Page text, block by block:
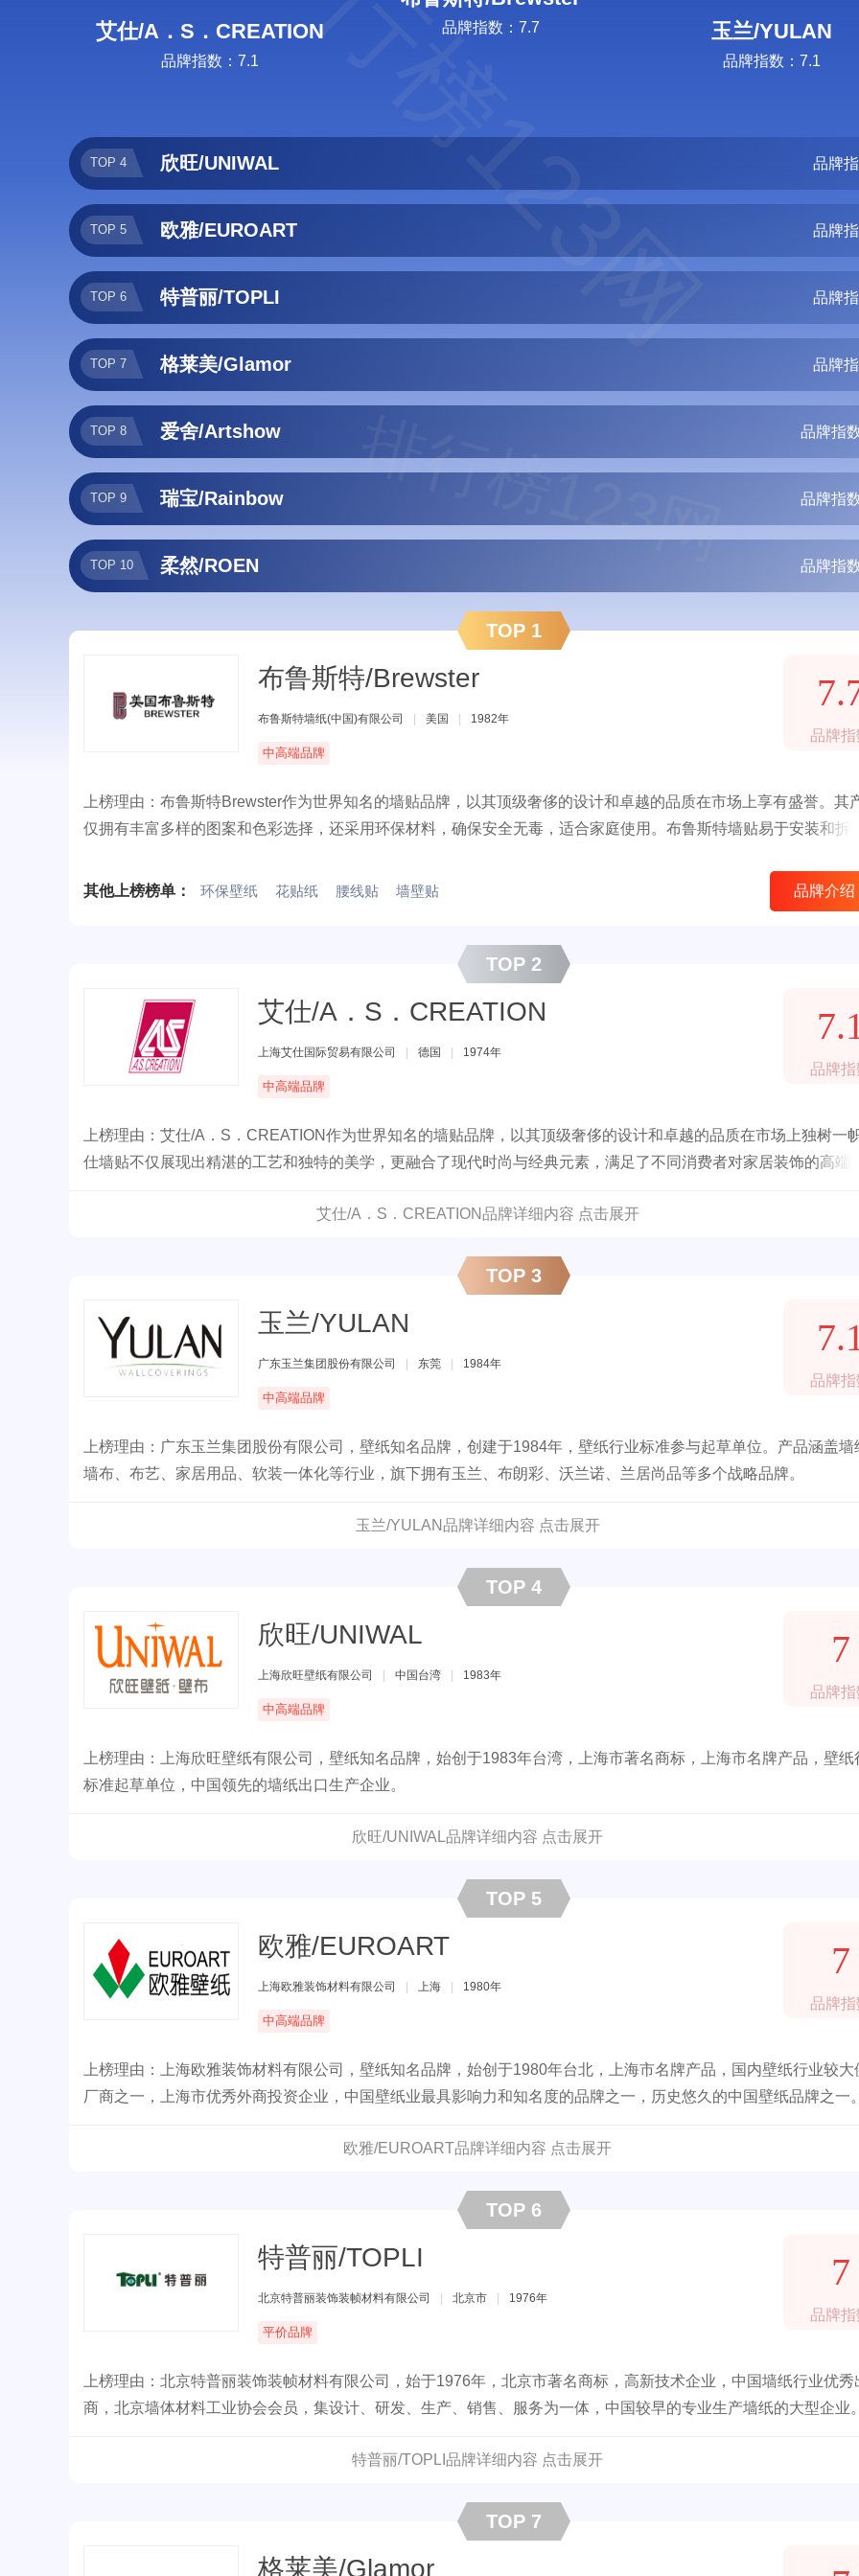
艾仕/A．S．CREATION
品牌指数：7.1
品牌指数：7.7 玉兰/YULAN
品牌指数：7.1
TOP 4 欣旺/UNIWAL 品牌
TOP 5 欧雅/EUROART 品牌
TOP 6 特普丽/TOPLI 品牌
TOP 7 格莱美/Glamor 品牌
TOP 8 爱舍/Artshow 品牌指
TOP 9 瑞宝/Rainbow 品牌指
TOP 10 柔然/ROEN 品牌指
TOP 1
布鲁斯特/Brewster
布鲁斯特墙纸(中国)有限公司 美国 1982年
中高端品牌
品牌指
上榜理由：布鲁斯特Brewster作为世界知名的墙贴品牌，以其顶级奢侈的设计和卓越的品质在市场上享有盛誉。其
仅拥有丰富多样的图案和色彩选择，还采用环保材料，确保安全无毒，适合家庭使用。布鲁斯特墙贴易于安装和拆
其他上榜榜单： 环保壁纸 花贴纸 腰线贴 墙壁贴 品牌介绍
TOP 2
艾仕/A．S．CREATION
上海艾仕国际贸易有限公司 德国 1974年
中高端品牌
品牌指
上榜理由：艾仕/A．S．CREATION作为世界知名的墙贴品牌，以其顶级奢侈的设计和卓越的品质在市场上独树一
仕墙贴不仅展现出精湛的工艺和独特的美学，更融合了现代时尚与经典元素，满足了不同消费者对家居装饰的高端
艾仕/A．S．CREATION品牌详细内容 点击展开
TOP 3
玉兰/YULAN
广东玉兰集团股份有限公司 东莞 1984年
中高端品牌
品牌指
上榜理由：广东玉兰集团股份有限公司，壁纸知名品牌，创建于1984年，壁纸行业标准参与起草单位。产品涵盖墙
墙布、布艺、家居用品、软装一体化等行业，旗下拥有玉兰、布朗彩、沃兰诺、兰居尚品等多个战略品牌。
玉兰/YULAN品牌详细内容 点击展开
TOP 4
欣旺/UNIWAL
上海欣旺壁纸有限公司 中国台湾 1983年
中高端品牌
7
品牌指
上榜理由：上海欣旺壁纸有限公司，壁纸知名品牌，始创于1983年台湾，上海市著名商标，上海市名牌产品，壁纸
标准起草单位，中国领先的墙纸出口生产企业。
欣旺/UNIWAL品牌详细内容 点击展开
TOP 5
欧雅/EUROART
上海欧雅装饰材料有限公司 上海 1980年
中高端品牌
7
品牌指
上榜理由：上海欧雅装饰材料有限公司，壁纸知名品牌，始创于1980年台北，上海市名牌产品，国内壁纸行业较大
厂商之一，上海市优秀外商投资企业，中国壁纸业最具影响力和知名度的品牌之一，历史悠久的中国壁纸品牌之一。
欧雅/EUROART品牌详细内容 点击展开
TOP 6
特普丽/TOPLI
北京特普丽装饰装帧材料有限公司 北京市 1976年
平价品牌
7
品牌指
上榜理由：北京特普丽装饰装帧材料有限公司，始于1976年，北京市著名商标，高新技术企业，中国墙纸行业优秀
商，北京墙体材料工业协会会员，集设计、研发、生产、销售、服务为一体，中国较早的专业生产墙纸的大型企业。
特普丽/TOPLI品牌详细内容 点击展开
TOP 7
格莱美/Glamor
排行榜123网
排行榜123网